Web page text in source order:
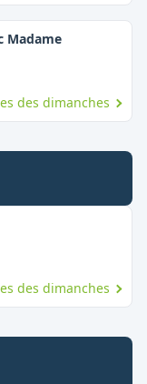
Madame,
des dimanches
des dimanches